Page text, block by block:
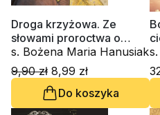
Droga krzyżowa. Ze
słowami proroctwa o
Słudze Pańskim
s. Bożena Maria Hanusiak
9,90 zł 8,99 zł
Do koszyka